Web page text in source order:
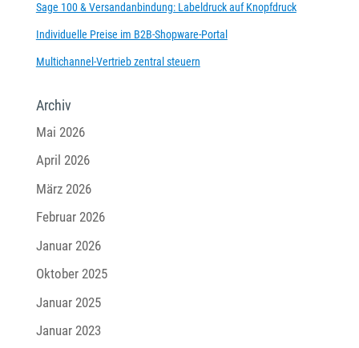
Sage 100 & Versandanbindung: Labeldruck auf Knopfdruck
Individuelle Preise im B2B-Shopware-Portal
Multichannel-Vertrieb zentral steuern
Archiv
Mai 2026
April 2026
März 2026
Februar 2026
Januar 2026
Oktober 2025
Januar 2025
Januar 2023